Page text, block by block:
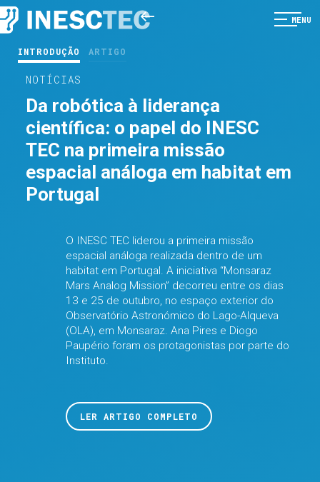
MENU
INTRODUÇÃO ARTIGO
NOTÍCIAS
Da robótica à liderança
científica: o papel do INESC
TEC na primeira missão
espacial análoga em habitat em
Portugal
O INESC TEC liderou a primeira missão
espacial análoga realizada dentro de um
habitat em Portugal. A iniciativa “Monsaraz
Mars Analog Mission” decorreu entre os dias
13 e 25 de outubro, no espaço exterior do
Observatório Astronómico do Lago-Alqueva
(OLA), em Monsaraz. Ana Pires e Diogo
Paupério foram os protagonistas por parte do
Instituto.
LER ARTIGO COMPLETO